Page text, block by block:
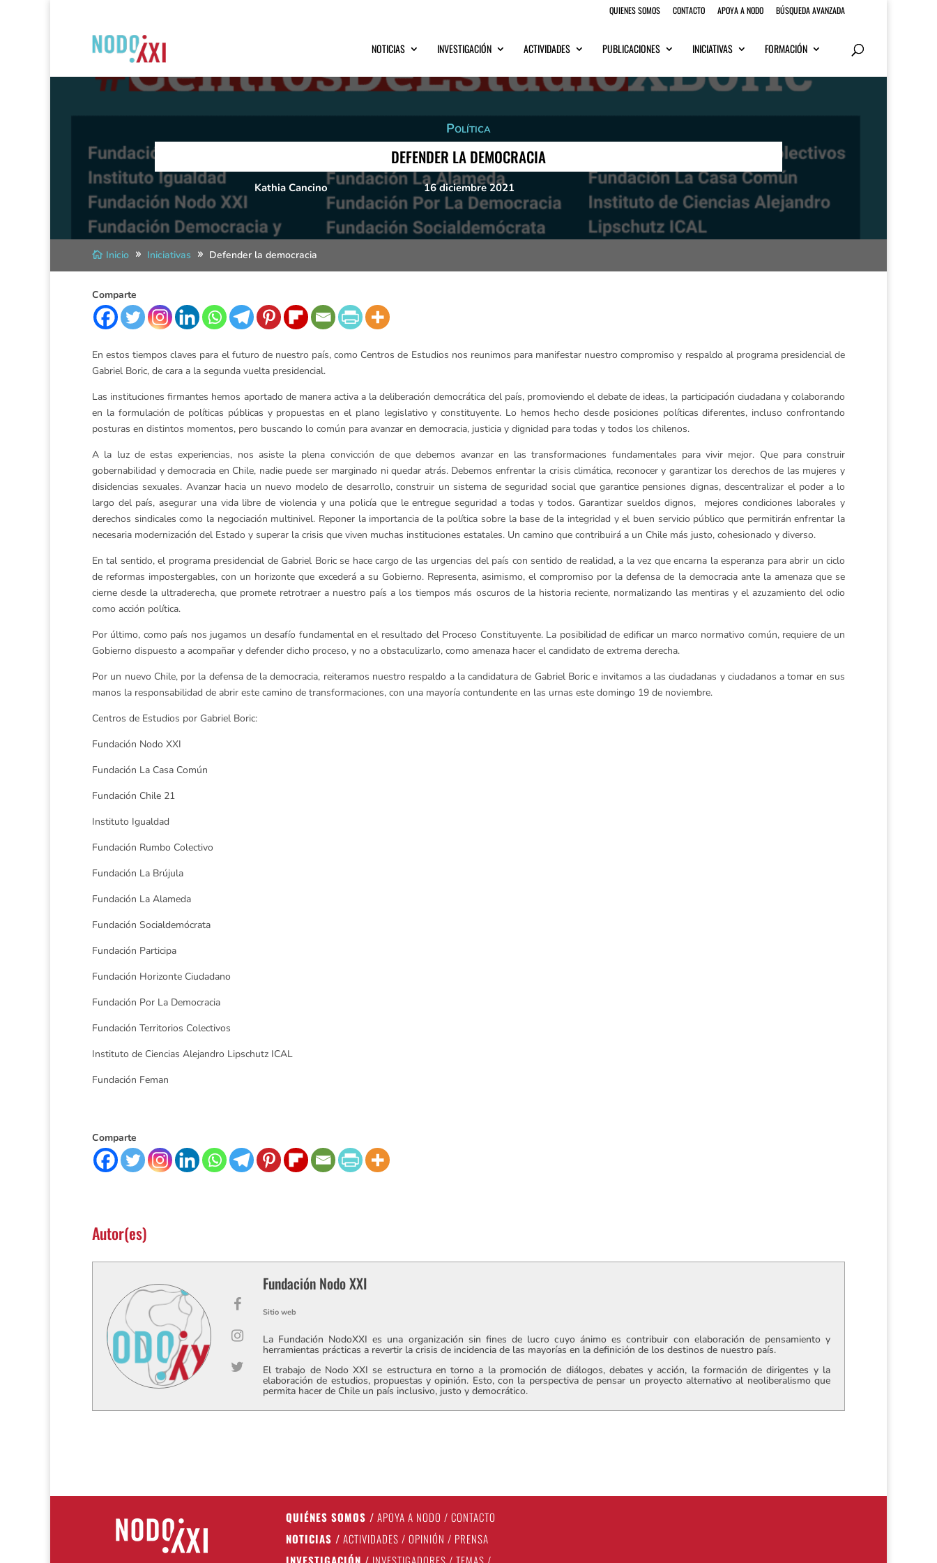
QUIENES SOMOS CONTACTO APOYA A NODO BÚSQUEDA AVANZADA
NOTICIAS INVESTIGACIÓN ACTIVIDADES PUBLICACIONES INICIATIVAS FORMACIÓN
Política
DEFENDER LA DEMOCRACIA
Kathia Cancino 16 diciembre 2021
Inicio Iniciativas Defender la democracia
Comparte
En estos tiempos claves para el futuro de nuestro país, como Centros de Estudios nos reunimos para manifestar nuestro compromiso y respaldo al programa presidencial de
Gabriel Boric, de cara a la segunda vuelta presidencial.
Las instituciones firmantes hemos aportado de manera activa a la deliberación democrática del país, promoviendo el debate de ideas, la participación ciudadana y colaborando
en la formulación de políticas públicas y propuestas en el plano legislativo y constituyente. Lo hemos hecho desde posiciones políticas diferentes, incluso confrontando
posturas en distintos momentos, pero buscando lo común para avanzar en democracia, justicia y dignidad para todas y todos los chilenos.
A la luz de estas experiencias, nos asiste la plena convicción de que debemos avanzar en las transformaciones fundamentales para vivir mejor. Que para construir
gobernabilidad y democracia en Chile, nadie puede ser marginado ni quedar atrás. Debemos enfrentar la crisis climática, reconocer y garantizar los derechos de las mujeres y
disidencias sexuales. Avanzar hacia un nuevo modelo de desarrollo, construir un sistema de seguridad social que garantice pensiones dignas, descentralizar el poder a lo
largo del país, asegurar una vida libre de violencia y una policía que le entregue seguridad a todas y todos. Garantizar sueldos dignos, mejores condiciones laborales y
derechos sindicales como la negociación multinivel. Reponer la importancia de la política sobre la base de la integridad y el buen servicio público que permitirán enfrentar la
necesaria modernización del Estado y superar la crisis que viven muchas instituciones estatales. Un camino que contribuirá a un Chile más justo, cohesionado y diverso.
En tal sentido, el programa presidencial de Gabriel Boric se hace cargo de las urgencias del país con sentido de realidad, a la vez que encarna la esperanza para abrir un ciclo
de reformas impostergables, con un horizonte que excederá a su Gobierno. Representa, asimismo, el compromiso por la defensa de la democracia ante la amenaza que se
cierne desde la ultraderecha, que promete retrotraer a nuestro país a los tiempos más oscuros de la historia reciente, normalizando las mentiras y el azuzamiento del odio
como acción política.
Por último, como país nos jugamos un desafío fundamental en el resultado del Proceso Constituyente. La posibilidad de edificar un marco normativo común, requiere de un
Gobierno dispuesto a acompañar y defender dicho proceso, y no a obstaculizarlo, como amenaza hacer el candidato de extrema derecha.
Por un nuevo Chile, por la defensa de la democracia, reiteramos nuestro respaldo a la candidatura de Gabriel Boric e invitamos a las ciudadanas y ciudadanos a tomar en sus
manos la responsabilidad de abrir este camino de transformaciones, con una mayoría contundente en las urnas este domingo 19 de noviembre.
Centros de Estudios por Gabriel Boric:
Fundación Nodo XXI
Fundación La Casa Común
Fundación Chile 21
Instituto Igualdad
Fundación Rumbo Colectivo
Fundación La Brújula
Fundación La Alameda
Fundación Socialdemócrata
Fundación Participa
Fundación Horizonte Ciudadano
Fundación Por La Democracia
Fundación Territorios Colectivos
Instituto de Ciencias Alejandro Lipschutz ICAL
Fundación Feman
Comparte
Autor(es)
Fundación Nodo XXI
Sitio web
La Fundación NodoXXI es una organización sin fines de lucro cuyo ánimo es contribuir con elaboración de pensamiento y
herramientas prácticas a revertir la crisis de incidencia de las mayorías en la definición de los destinos de nuestro país.
El trabajo de Nodo XXI se estructura en torno a la promoción de diálogos, debates y acción, la formación de dirigentes y la
elaboración de estudios, propuestas y opinión. Esto, con la perspectiva de pensar un proyecto alternativo al neoliberalismo que
permita hacer de Chile un país inclusivo, justo y democrático.
QUIÉNES SOMOS / APOYA A NODO /CONTACTO
NOTICIAS / ACTIVIDADES /OPINIÓN / PRENSA